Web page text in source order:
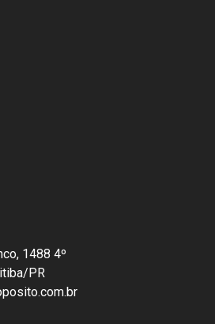
1488 4º
PR